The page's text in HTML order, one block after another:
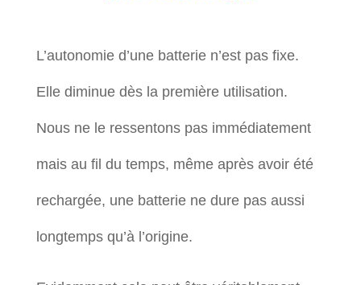
L’autonomie d’une batterie n’est pas fixe.
Elle diminue dès la première utilisation.
Nous ne le ressentons pas immédiatement
mais au fil du temps, même après avoir été
rechargée, une batterie ne dure pas aussi
longtemps qu’à l’origine.